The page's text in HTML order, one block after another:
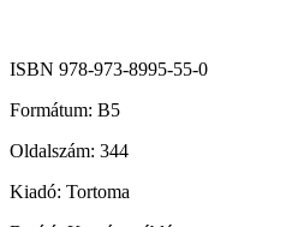
ISBN 978-973-8995-55-0
Formátum: B5
Oldalszám: 344
Kiadó: Tortoma